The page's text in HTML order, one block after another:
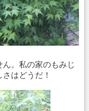
。私の家のもみじ
はどうだ！